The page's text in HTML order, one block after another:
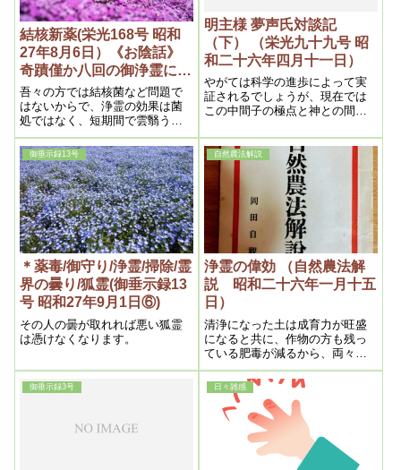
です。そうすると早く治りま
す。それから頭です。だいたい
後頭部――そこを浄霊する。そ
うすると治ります
結核新薬(栄光168号 昭和
27年8月6日）《お陰話》
奇蹟僅か八回の御浄霊にて
絶対安静の肺浸潤快復
吾々の方では結核菌など問題で
はないからで、浄霊の効果は菌
処ではなく、短期間で雲翳うん
えいなどは吹き飛んで了しま
い、綺麗サッパリになるからで
ある。之こそヒドラジットの百
倍の効果があると言っても過言
ではなかろう。下記の実例はそ
れを遺憾なく物語っているにも
拘わらず之を読んでも専門家諸
君の反響もあるまいから、全く
豚に真珠である。勿論もちろん
其理由は宗教なるが故であろう
明主様 夢声氏対談記
（下） （栄光九十九号 昭
和二十六年四月十一日）
やがては科学の進歩によって実
証されるでしょうが、現在では
この中間子の極点と神との間が
こまで科学者の頭が行っていな
いので分からぬのです。わたし
はこれを科学的に説明して、理
論神霊学と名付けてますが、こ
れを読めば分からないはずはな
い。
御垂示録13号
＊薬毒/御守り/浄霊/掃除/霊
界の曇り/狐霊(御垂示録13
号 昭和27年9月1日⑥)
その人の曇が取れれば悪い狐霊
は憑けなくなります。
自然農法解説
浄霊の偉効 （自然農法解
説 昭和二十六年一月十五
日）
清浄になった土は成育力が旺盛
になると共に、作物の方も残っ
ている肥毒が減るから、両々相
俟って、霊主体従の法則によ
り、成育が旺盛になるのである
御垂示録3号 日々雑感